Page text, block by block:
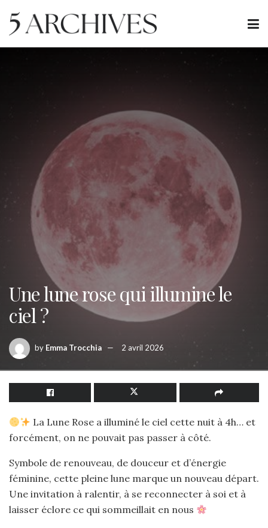
Une lune rose qui illumine le
ciel ?
by Emma Trocchia 2 avril 2026
La Lune Rose a illuminé le ciel cette nuit à 4h… et
forcément, on ne pouvait pas passer à côté.
Symbole de renouveau, de douceur et d’énergie
féminine, cette pleine lune marque un nouveau départ.
Une invitation à ralentir, à se reconnecter à soi et à
laisser éclore ce qui sommeillait en nous